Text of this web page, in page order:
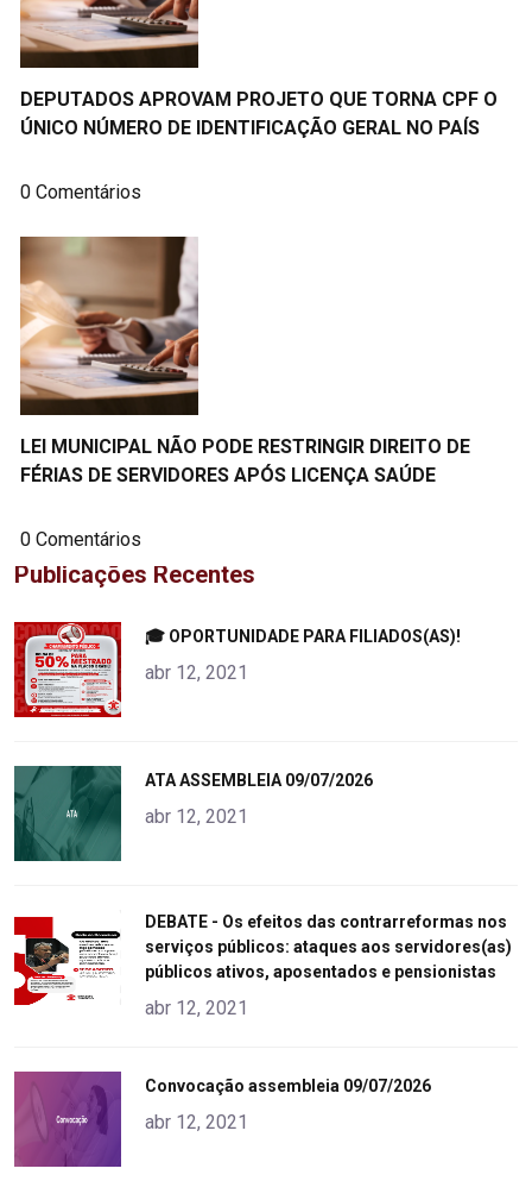
DEPUTADOS APROVAM PROJETO QUE TORNA CPF O
ÚNICO NÚMERO DE IDENTIFICAÇÃO GERAL NO PAÍS
0 Comentários
LEI MUNICIPAL NÃO PODE RESTRINGIR DIREITO DE
FÉRIAS DE SERVIDORES APÓS LICENÇA SAÚDE
0 Comentários
Publicações Recentes
alt="product">
🎓 OPORTUNIDADE PARA FILIADOS(AS)!
abr 12, 2021
alt="product">
ATA ASSEMBLEIA 09/07/2026
abr 12, 2021
alt="product">
DEBATE - Os efeitos das contrarreformas nos
serviços públicos: ataques aos servidores(as)
públicos ativos, aposentados e pensionistas
abr 12, 2021
alt="product">
Convocação assembleia 09/07/2026
abr 12, 2021